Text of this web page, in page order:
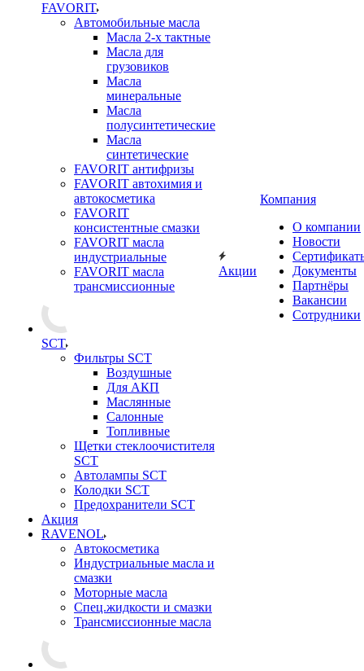
FAVORIT
Автомобильные масла
Масла 2-х тактные
Масла для
грузовиков
Масла
минеральные
Масла
полусинтетические
Масла
синтетические
FAVORIT антифризы
FAVORIT автохимия и
автокосметика
FAVORIT
консистентные смазки
FAVORIT масла
индустриальные
FAVORIT масла
трансмиссионные
SCT
Фильтры SCT
Воздушные
Для АКП
Маслянные
Салонные
Топливные
Щетки стеклоочистителя
SCT
Автолампы SCT
Колодки SCT
Предохранители SCT
Акция
RAVENOL
Автокосметика
Индустриальные масла и
смазки
Моторные масла
Спец.жидкости и смазки
Трансмиссионные масла
Акции
Компания
О компании
Новости
Документы
Партнёры
Вакансии
Сотрудники